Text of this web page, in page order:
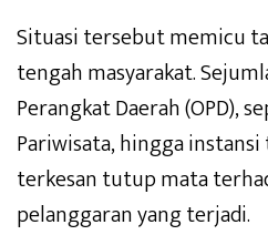
Situasi tersebut memicu
tengah masyarakat.
Perangkat Daerah (OPD),
Pariwisata, hingga
terkesan tutup mata
pelanggaran yang terjadi.